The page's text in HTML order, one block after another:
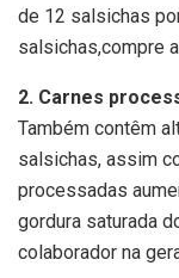
de 12 salsichas
salsichas,compre
2. Carnes
Também contêm
salsichas, assim
processadas
gordura saturada
colaborador na